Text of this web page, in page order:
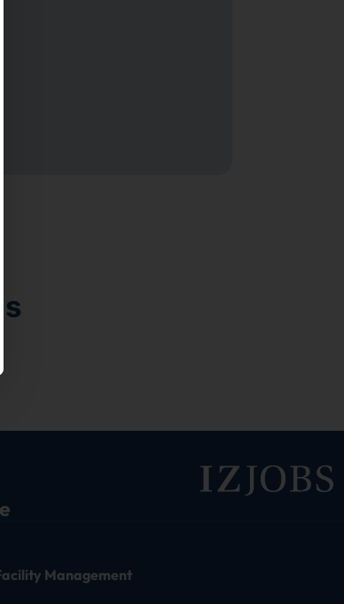
Management
kann. Die erste Service-Gruppe ist